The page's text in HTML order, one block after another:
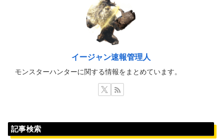
イージャン速報管理人
モンスターハンターに関する情報をまとめています。
記事検索